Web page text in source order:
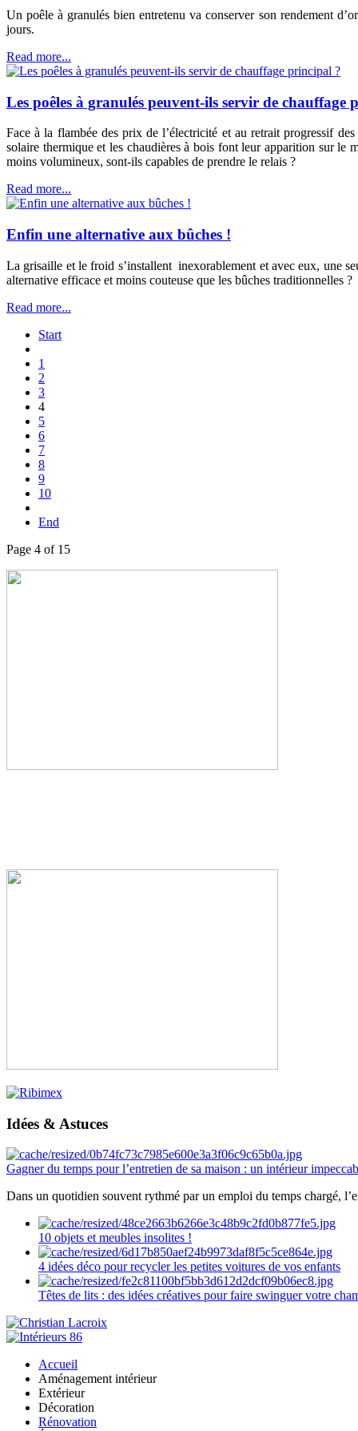
Un poêle à granulés bien entretenu va conserver son rendement
jours.
Read more...
Les poêles à granulés peuvent-ils servir de chauffage
Face à la flambée des prix de l’électricité et au retrait progressif
solaire thermique et les chaudières à bois font leur apparition sur le
moins volumineux, sont-ils capables de prendre le relais ?
Read more...
Enfin une alternative aux bûches !
La grisaille et le froid s’installent inexorablement et avec eux, une
alternative efficace et moins couteuse que les bûches
Read more...
Start
1
2
3
4
5
6
7
8
9
10
End
Page 4 of 15
Idées & Astuces
Gagner du temps pour l’entretien de sa maison : un intérieur
Dans un quotidien souvent rythmé par un emploi du temps chargé,
10 objets et meubles insolites !
4 idées déco pour recycler les petites voitures de vos enfants
Têtes de lits : des idées créatives pour faire swinguer votre
Accueil
Aménagement intérieur
Extérieur
Décoration
Rénovation